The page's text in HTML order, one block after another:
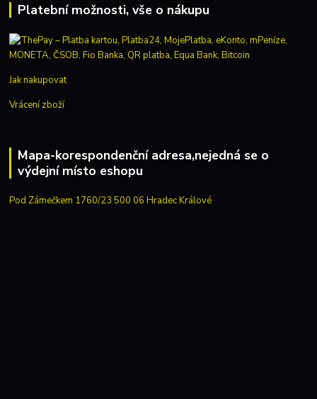
Platební možnosti, vše o nákupu
Jak nakupovat
Vrácení zboží
Mapa-korespondenční adresa,nejedná se o
výdejní místo eshopu
Pod Zámečkem 1760/23 500 06 Hradec Králové